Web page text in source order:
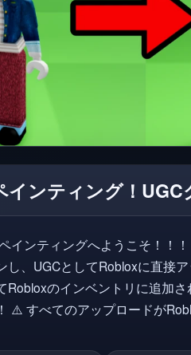
インティング！
グへようこそ！！！ 🖌️ ゲーム内で自分のカスタム顔を描
、UGCとしてRobloxに直接アップロ
Robloxのインベントリに追加
過する必要がありま
アップロードされたUGCは、販売